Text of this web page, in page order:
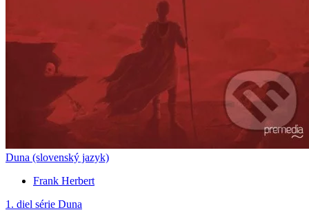
Duna (slovenský jazyk)
Frank Herbert
1. diel série Duna